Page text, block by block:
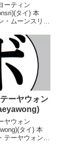
ーティン
タイ) 本
ムーンスリー
戦55勝(19KO)3
タイトル】
ース王座
ーヤウォン
ヤウォン
タイ) 本
ーヤウォン生